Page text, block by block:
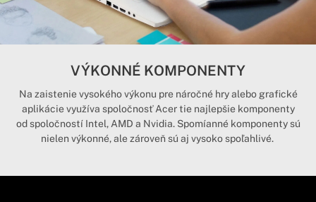
VÝKONNÉ KOMPONENTY
Na zaistenie vysokého výkonu pre náročné hry alebo grafické
aplikácie využíva spoločnosť Acer tie najlepšie komponenty
od spoločností Intel, AMD a Nvidia. Spomíanné komponenty sú
nielen výkonné, ale zároveň sú aj vysoko spoľahlivé.